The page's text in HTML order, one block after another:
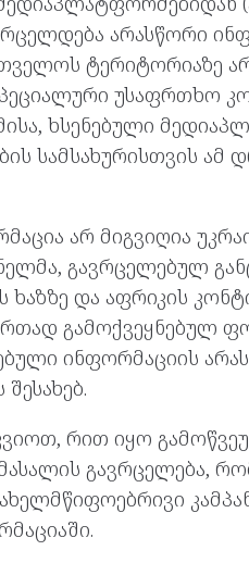
არასწორი
ტერიტორიაზე
უსაფრთხო
ხსენებული
სამსახურისთვის ამ
არ მიგვიღია
გავრცელებულ
და აფრიკის
გამოქვეყნებულ
ინფორმაციის
რით იყო
მასალის გავრცელება,